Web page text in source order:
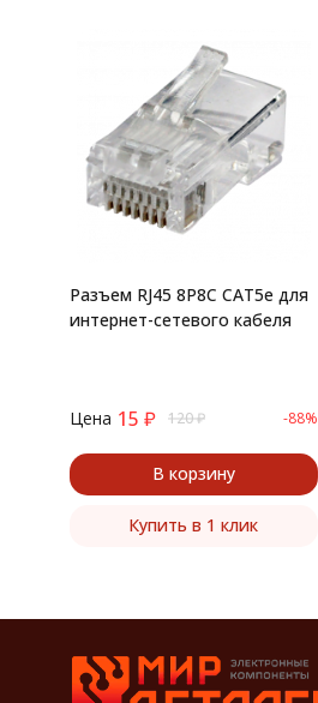
Разъем RJ45 8P8C CAT5е для
интернет-сетевого кабеля
Цена 15 ₽ 120₽ -88%
В корзину
Купить в 1 клик